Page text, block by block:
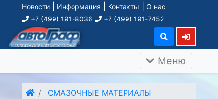
Новости Информация Контакты
О нас
+7 (499) 191-8036
+7 (499) 191-7452
Меню
СМАЗОЧНЫЕ МАТЕРИАЛЫ